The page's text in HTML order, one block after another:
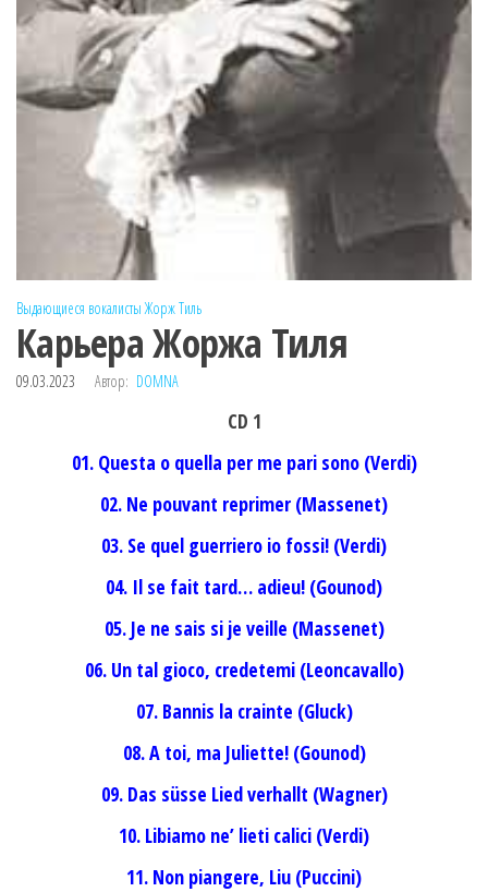
Выдающиеся вокалисты Жорж Тиль
Карьера Жоржа Тиля
09.03.2023 Автор: DOMNA
CD 1
01. Questa o quella per me pari sono (Verdi)
02. Ne pouvant reprimer (Massenet)
03. Se quel guerriero io fossi! (Verdi)
04. Il se fait tard… adieu! (Gounod)
05. Je ne sais si je veille (Massenet)
06. Un tal gioco, credetemi (Leoncavallo)
07. Bannis la crainte (Gluck)
08. A toi, ma Juliette! (Gounod)
09. Das süsse Lied verhallt (Wagner)
10. Libiamo ne’ lieti calici (Verdi)
11. Non piangere, Liu (Puccini)